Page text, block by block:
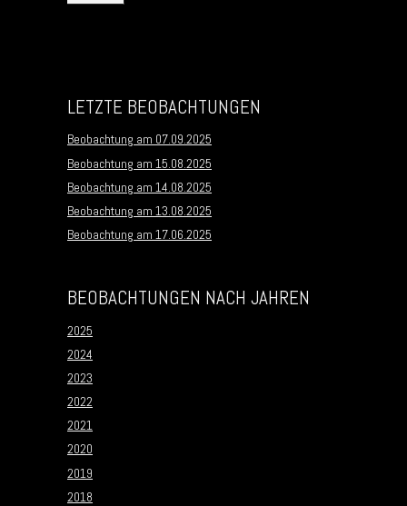
LETZTE BEOBACHTUNGEN
Beobachtung am 07.09.2025
Beobachtung am 15.08.2025
Beobachtung am 14.08.2025
Beobachtung am 13.08.2025
Beobachtung am 17.06.2025
BEOBACHTUNGEN NACH JAHREN
2025
2024
2023
2022
2021
2020
2019
2018